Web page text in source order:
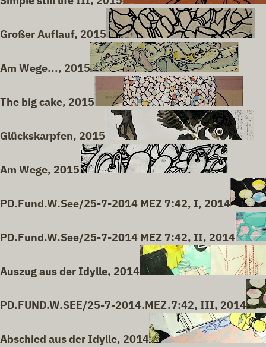
Großer Auflauf, 2015
Am Wege..., 2015
The big cake, 2015
Glückskarpfen, 2015
Am Wege, 2015
PD.Fund.W.See/25-7-2014 MEZ 7:42, I, 2014
PD.Fund.W.See/25-7-2014 MEZ 7:42, II, 2014
Auszug aus der Idylle, 2014
PD.FUND.W.SEE/25-7-2014.MEZ.7:42, III, 2014
Abschied aus der Idylle, 2014